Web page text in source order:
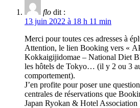
flo dit :
13 juin 2022 à 18 h 11 min
Merci pour toutes ces adresses à
Attention, le lien Booking vers «
Kokkaigijidomae – National Diet
les hôtels de Tokyo… (il y 2 ou 3
comportement).
J’en profite pour poser une
centrales de réservations que
Japan Ryokan & Hotel Association